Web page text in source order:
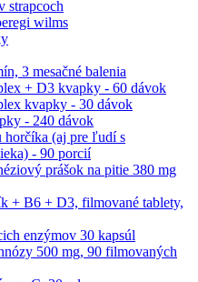
strapcoch
wilms
3 mesačné balenia
+ D3 kvapky - 60 dávok
kvapky - 30 dávok
- 240 dávok
horčíka (aj pre ľudí s
- 90 porcií
prášok na pitie 380 mg
+ B6 + D3, filmované tablety,
enzýmov 30 kapsúl
500 mg, 90 filmovaných